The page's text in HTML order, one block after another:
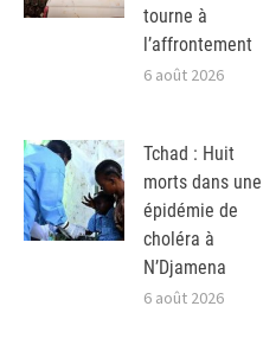
tourne à
l’affrontement
6 août 2026
Tchad : Huit
morts dans une
épidémie de
choléra à
N’Djamena
6 août 2026